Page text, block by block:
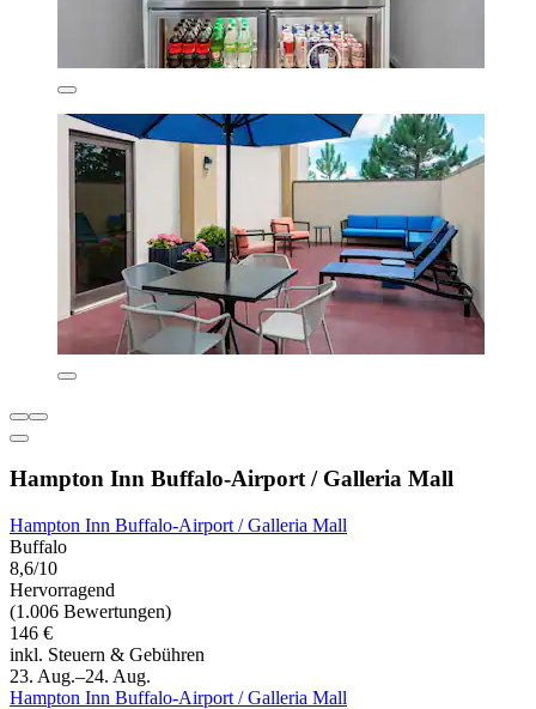
Hampton Inn Buffalo-Airport / Galleria Mall
Hampton Inn Buffalo-Airport / Galleria Mall
Buffalo
8,6/10
Hervorragend
(1.006 Bewertungen)
146 €
inkl. Steuern & Gebühren
23. Aug.–24. Aug.
Hampton Inn Buffalo-Airport / Galleria Mall